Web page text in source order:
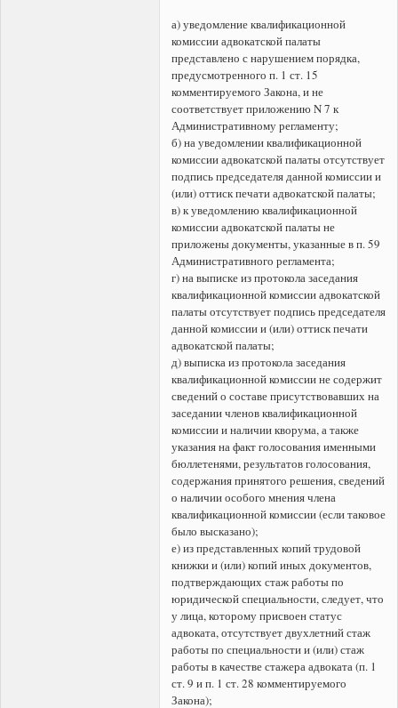
а) уведомление квалификационной
комиссии адвокатской палаты
представлено с нарушением порядка,
предусмотренного п. 1 ст. 15
комментируемого Закона, и не
соответствует приложению N 7 к
Административному регламенту;
б) на уведомлении квалификационной
комиссии адвокатской палаты отсутствует
подпись председателя данной комиссии и
(или) оттиск печати адвокатской палаты;
в) к уведомлению квалификационной
комиссии адвокатской палаты не
приложены документы, указанные в п. 59
Административного регламента;
г) на выписке из протокола заседания
квалификационной комиссии адвокатской
палаты отсутствует подпись председателя
данной комиссии и (или) оттиск печати
адвокатской палаты;
д) выписка из протокола заседания
квалификационной комиссии не содержит
сведений о составе присутствовавших на
заседании членов квалификационной
комиссии и наличии кворума, а также
указания на факт голосования именными
бюллетенями, результатов голосования,
содержания принятого решения, сведений
о наличии особого мнения члена
квалификационной комиссии (если таковое
было высказано);
е) из представленных копий трудовой
книжки и (или) копий иных документов,
подтверждающих стаж работы по
юридической специальности, следует, что
у лица, которому присвоен статус
адвоката, отсутствует двухлетний стаж
работы по специальности и (или) стаж
работы в качестве стажера адвоката (п. 1
ст. 9 и п. 1 ст. 28 комментируемого
Закона);